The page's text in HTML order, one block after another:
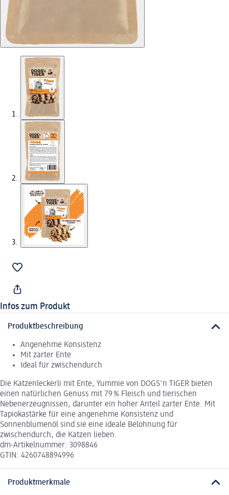
Infos zum Produkt
Produktbeschreibung
Angenehme Konsistenz
Mit zarter Ente
Ideal für zwischendurch
Die Katzenleckerli mit Ente, Yummie von DOGS'n TIGER bieten
einen natürlichen Genuss mit 79 % Fleisch und tierischen
Nebenerzeugnissen, darunter ein hoher Anteil zarter Ente. Mit
Tapiokastärke für eine angenehme Konsistenz und
Sonnenblumenöl sind sie eine ideale Belohnung für
zwischendurch, die Katzen lieben.
dm-Artikelnummer: 3098846
GTIN: 4260748894996
Produktmerkmale